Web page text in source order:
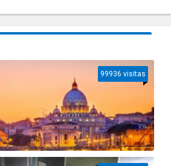
99936 visitas